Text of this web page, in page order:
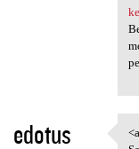
edotus